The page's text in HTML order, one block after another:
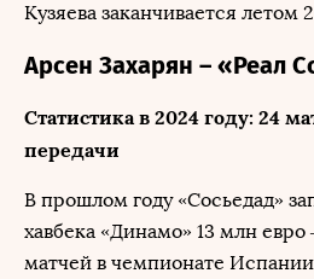
Кузяева заканчивается летом
Арсен Захарян – «Реал
Статистика в 2024 году: 24
передачи
В прошлом году «Сосьедад»
хавбека «Динамо» 13 млн
матчей в чемпионате